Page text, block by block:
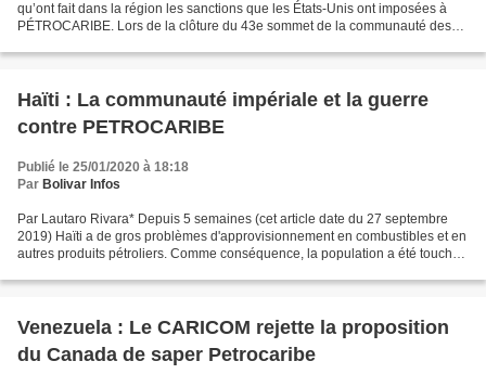
qu’ont fait dans la région les sanctions que les États-Unis ont imposées à
PÉTROCARIBE. Lors de la clôture du 43e sommet de la communauté des
Haïti : La communauté impériale et la guerre
contre PETROCARIBE
Publié le 25/01/2020 à 18:18
Par Bolivar Infos
Par Lautaro Rivara* Depuis 5 semaines (cet article date du 27 septembre
2019) Haïti a de gros problèmes d'approvisionnement en combustibles et en
autres produits pétroliers. Comme conséquence, la population a été touchée
Venezuela : Le CARICOM rejette la proposition
du Canada de saper Petrocaribe